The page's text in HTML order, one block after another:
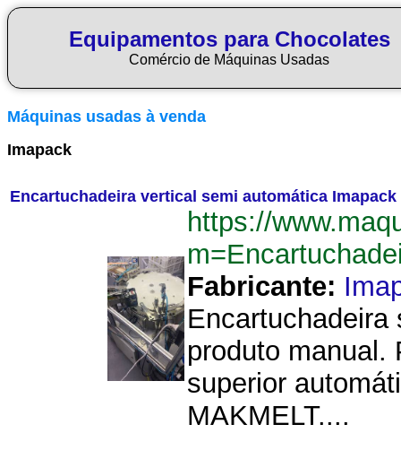
Equipamentos para Chocolates
Comércio de Máquinas Usadas
Máquinas usadas à venda
Imapack
Encartuchadeira vertical semi automática Imapack
https://
Fabricante:
produto manual.
superior
MAKMELT....